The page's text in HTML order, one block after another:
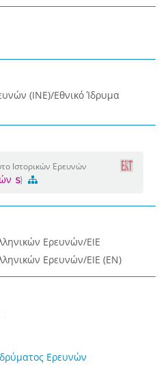
(ΙΝΕ)/Εθνικό Ίδρυμα
Ιστορικών Ερευνών
Ερευνών/ΕΙΕ
Ερευνών/ΕΙΕ (EN)
Ερευνών